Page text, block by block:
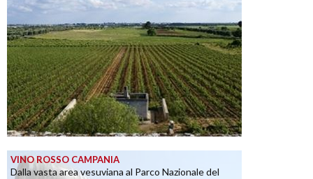
VINO ROSSO CAMPANIA
Dalla vasta area vesuviana al Parco Nazionale del